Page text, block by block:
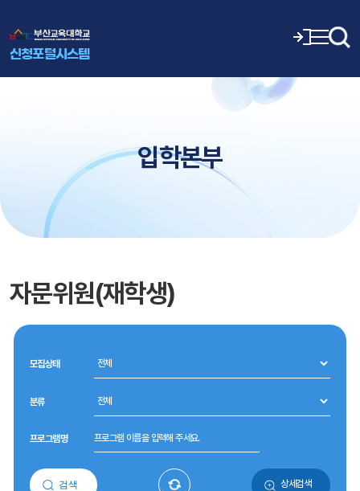
신청포털시스템
입학본부
자문위원(재학생)
모집상태
분류
프로그램명
검색 상세검색